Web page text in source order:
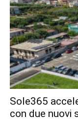
Sole365
con due nuovi